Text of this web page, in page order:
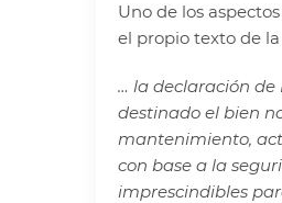
Uno de los
el propio texto de
… la declaración
destinado el bien
mantenimiento,
con base a la
imprescindibles